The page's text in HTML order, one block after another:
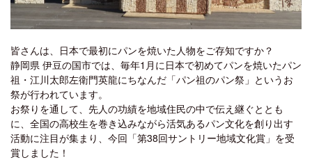
皆さんは、日本で最初にパンを焼いた人物をご存知ですか？
静岡県 伊豆の国市では、毎年1月に日本で初めてパンを焼いたパン
祖・江川太郎左衛門英龍にちなんだ「パン祖のパン祭」というお
祭が行われています。
お祭りを通して、先人の功績を地域住民の中で伝え継ぐととも
に、全国の高校生を巻き込みながら活気あるパン文化を創り出す
活動に注目が集まり、今回「第38回サントリー地域文化賞」を受
賞しました！